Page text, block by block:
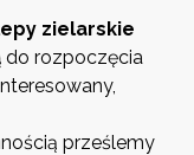
zielarskie
do rozpoczęcia
prześlemy